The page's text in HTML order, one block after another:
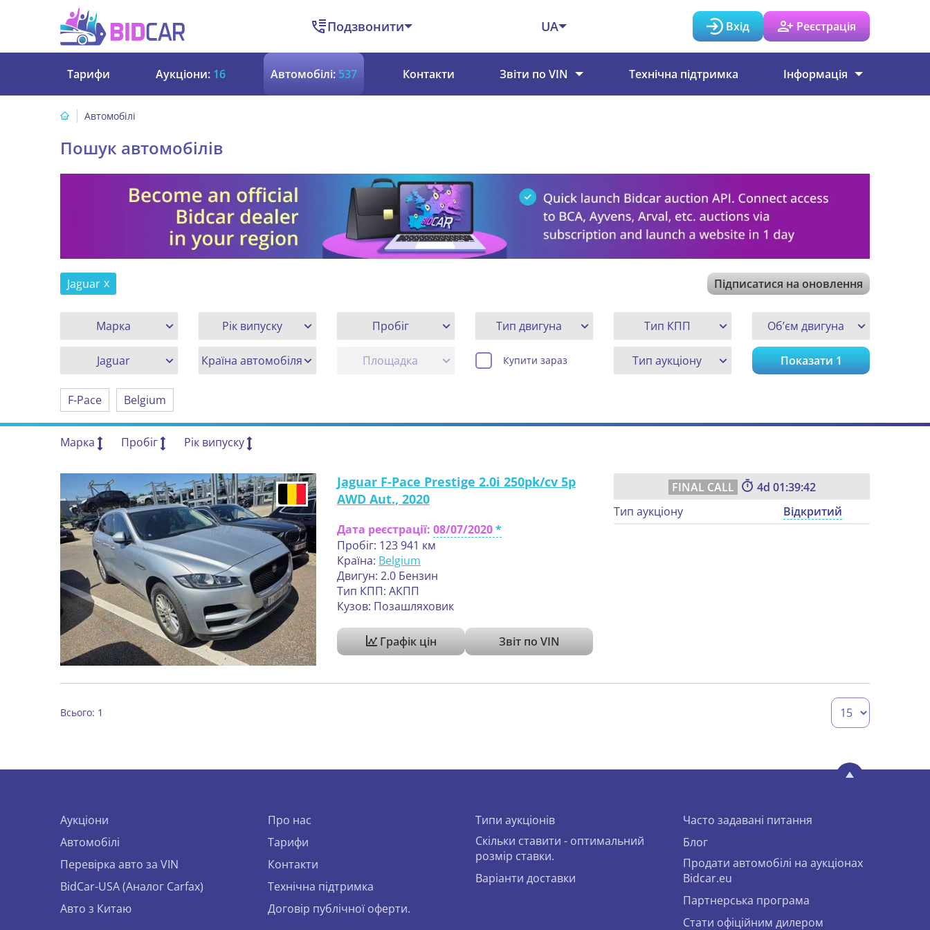
Подзвонити UA Вхід Реєстрація
Тарифи Аукціони: 16 Автомобілі: 537 Контакти Звіти по VIN Технічна підтримка Інформація
Автомобілі
Пошук автомобілів
Jaguar Підписатися на оновлення
Марка
Jaguar
Рік випуску Пробіг Тип двигуна Тип КПП Об’єм двигуна
Країна автомобіля Площадка Купити зараз Тип аукціону Показати1
F-Pace Belgium
Марка Пробіг Рік випуску
Jaguar F-Pace Prestige 2.0i 250pk/cv 5p
AWD Aut., 2020
Дата реєстрації: 08/07/2020
Пробіг: 123 941 км
Країна: Belgium
Двигун: 2.0 Бензин
Тип КПП: АКПП
Кузов: Позашляховик
Графік цін Звіт по VIN
4
01:39:41
Тип аукціону
Відкритий
Всього: 1
Аукціони
Автомобілі
Перевірка авто за VIN
BidCar-USA (Аналог Carfax)
Авто з Китаю
Про нас
Тарифи
Контакти
Технічна підтримка
Договір публічної оферти.
Типи аукціонів
Скільки ставити - оптимальний
розмір ставки.
Варіанти доставки
Часто задавані питання
Блог
Продати автомобілі на аукціонах
Bidcar.eu
Партнерська програма
Стати офіційним дилером